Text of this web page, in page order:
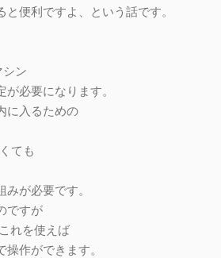
便利ですよ、という話です。
ン
必要になります。
に入るための
ても
が必要です。
ですが
れを使えば
作ができます。